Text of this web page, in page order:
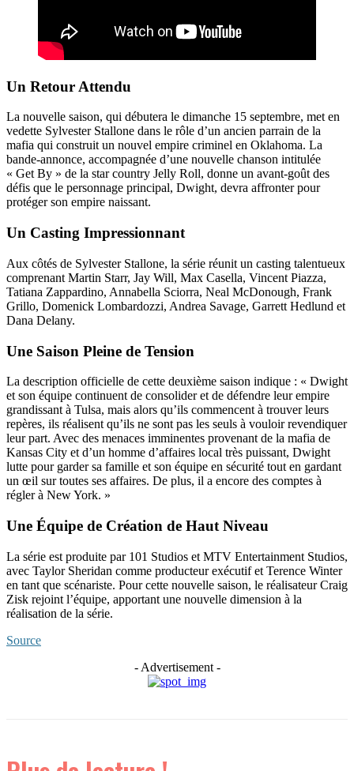
Un Retour Attendu
La nouvelle saison, qui débutera le dimanche 15 septembre, met en
vedette Sylvester Stallone dans le rôle d’un ancien parrain de la
mafia qui construit un nouvel empire criminel en Oklahoma. La
bande-annonce, accompagnée d’une nouvelle chanson intitulée
« Get By » de la star country Jelly Roll, donne un avant-goût des
défis que le personnage principal, Dwight, devra affronter pour
protéger son empire naissant.
Un Casting Impressionnant
Aux côtés de Sylvester Stallone, la série réunit un casting talentueux
comprenant Martin Starr, Jay Will, Max Casella, Vincent Piazza,
Tatiana Zappardino, Annabella Sciorra, Neal McDonough, Frank
Grillo, Domenick Lombardozzi, Andrea Savage, Garrett Hedlund et
Dana Delany.
Une Saison Pleine de Tension
La description officielle de cette deuxième saison indique : « Dwight
et son équipe continuent de consolider et de défendre leur empire
grandissant à Tulsa, mais alors qu’ils commencent à trouver leurs
repères, ils réalisent qu’ils ne sont pas les seuls à vouloir revendiquer
leur part. Avec des menaces imminentes provenant de la mafia de
Kansas City et d’un homme d’affaires local très puissant, Dwight
lutte pour garder sa famille et son équipe en sécurité tout en gardant
un œil sur toutes ses affaires. De plus, il a encore des comptes à
régler à New York. »
Une Équipe de Création de Haut Niveau
La série est produite par 101 Studios et MTV Entertainment Studios,
avec Taylor Sheridan comme producteur exécutif et Terence Winter
en tant que scénariste. Pour cette nouvelle saison, le réalisateur Craig
Zisk rejoint l’équipe, apportant une nouvelle dimension à la
réalisation de la série.
Source
- Advertisement -